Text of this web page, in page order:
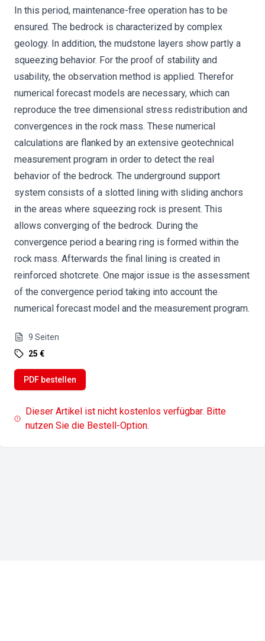
In this period, maintenance-free operation has to be
ensured. The bedrock is characterized by complex
geology. In addition, the mudstone layers show partly a
squeezing behavior. For the proof of stability and
usability, the observation method is applied. Therefor
numerical forecast models are necessary, which can
reproduce the tree dimensional stress redistribution and
convergences in the rock mass. These numerical
calculations are flanked by an extensive geotechnical
measurement program in order to detect the real
behavior of the bedrock. The underground support
system consists of a slotted lining with sliding anchors
in the areas where squeezing rock is present. This
allows converging of the bedrock. During the
convergence period a bearing ring is formed within the
rock mass. Afterwards the final lining is created in
reinforced shotcrete. One major issue is the assessment
of the convergence period taking into account the
numerical forecast model and the measurement program.
9 Seiten
25 €
PDF bestellen
Dieser Artikel ist nicht kostenlos verfügbar. Bitte
nutzen Sie die Bestell-Option.